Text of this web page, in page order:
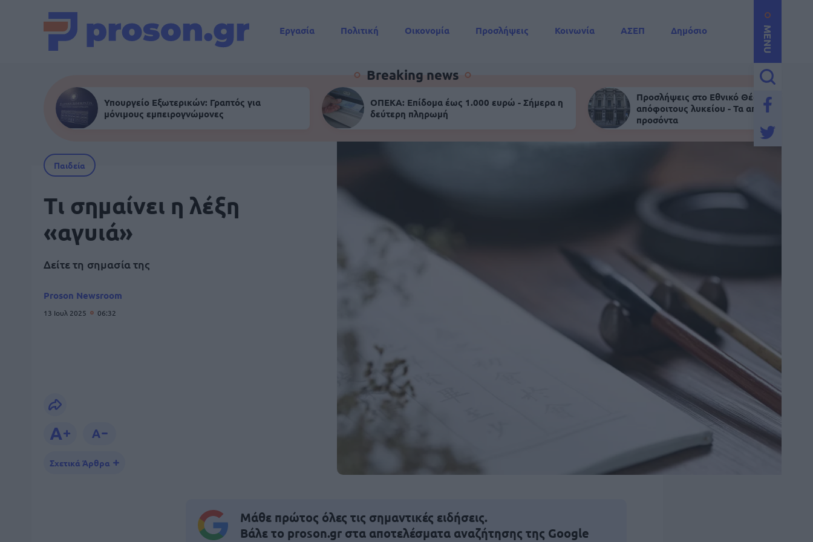
MENU
Εργασία Πολιτική Οικονομία Προσλήψεις Κοινωνία ΑΣΕΠ
Δημόσιο
Breaking news
Υπουργείο Εξωτερικών: Γραπτός για
μόνιμους εμπειρογνώμονες
ΟΠΕΚΑ: Επίδομα έως 1.000 ευρώ - Σήμερα η
δεύτερη πληρωμή
Προσλήψεις στο Εθνικό Θέατρο για
απόφοιτους λυκείου - Τα απαραίτητα
προσόντα
Παιδεία
Τι σημαίνει η λέξη
«αγυιά»
Δείτε τη σημασία της
Proson Newsroom
13 Ιουλ 2025 06:32
Σχετικά Άρθρα
Μάθε πρώτος όλες τις σημαντικές ειδήσεις.
Βάλε το proson.gr στα αποτελέσματα αναζήτησης της Google